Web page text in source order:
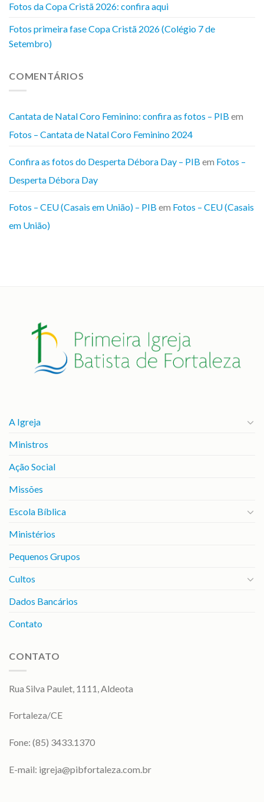
Fotos da Copa Cristã 2026: confira aqui
Fotos primeira fase Copa Cristã 2026 (Colégio 7 de
Setembro)
COMENTÁRIOS
Cantata de Natal Coro Feminino: confira as fotos – PIB em
Fotos – Cantata de Natal Coro Feminino 2024
Confira as fotos do Desperta Débora Day – PIB em Fotos –
Desperta Débora Day
Fotos – CEU (Casais em União) – PIB em Fotos – CEU (Casais
em União)
A Igreja
Ministros
Ação Social
Missões
Escola Bíblica
Ministérios
Pequenos Grupos
Cultos
Dados Bancários
Contato
CONTATO
Rua Silva Paulet, 1111, Aldeota
Fortaleza/CE
Fone: (85) 3433.1370
E-mail: igreja@pibfortaleza.com.br